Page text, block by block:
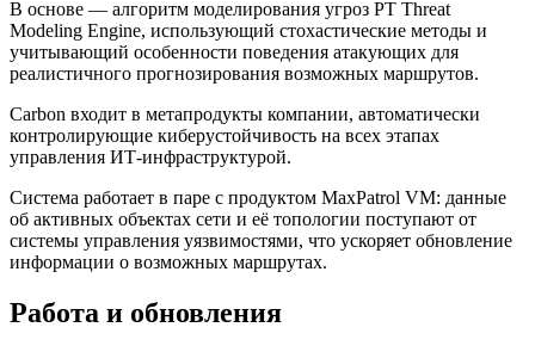
В основе — алгоритм моделирования угроз PT Threat
Modeling Engine, использующий стохастические методы и
учитывающий особенности поведения атакующих для
реалистичного прогнозирования возможных маршрутов.
Carbon входит в метапродукты компании, автоматически
контролирующие киберустойчивость на всех этапах
управления ИТ-инфраструктурой.
Система работает в паре с продуктом MaxPatrol VM: данные
об активных объектах сети и её топологии поступают от
системы управления уязвимостями, что ускоряет обновление
информации о возможных маршрутах.
Работа и обновления